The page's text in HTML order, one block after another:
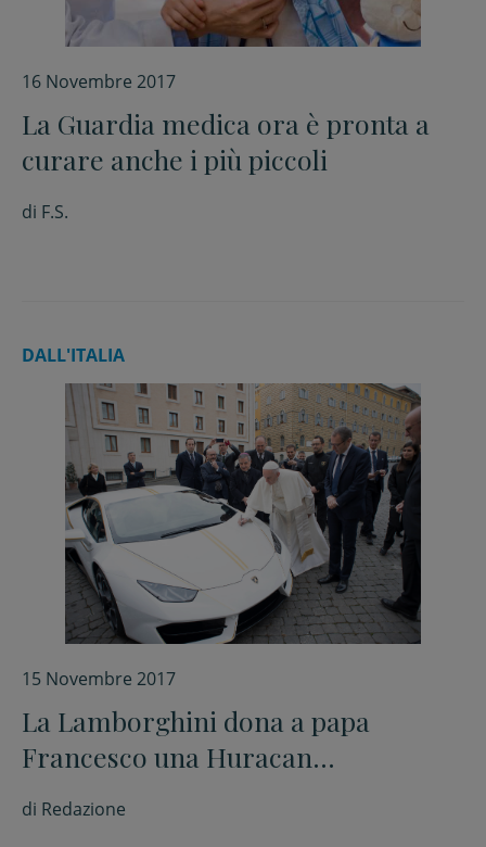
16 Novembre 2017
La Guardia medica ora è pronta a
curare anche i più piccoli
di F.S.
DALL'ITALIA
15 Novembre 2017
La Lamborghini dona a papa
Francesco una Huracan
personalizzata che andrà all’asta
per beneficenza
di Redazione